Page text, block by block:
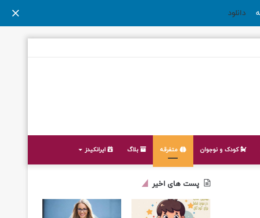
دانلود
کودک و نوجوان متفرقه بلاگ ایرانکیدز
پست های اخیر